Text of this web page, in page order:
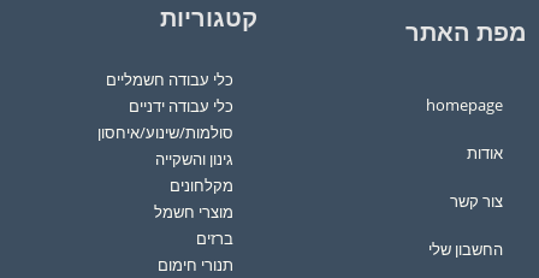
מפת האתר
homepage
אודות
צור קשר
החשבון שלי
קטגוריות
כלי עבודה חשמליים
כלי עבודה ידניים
סולמות/שינוע/איחסון
גינון והשקייה
מקלחונים
מוצרי חשמל
ברזים
תנורי חימום